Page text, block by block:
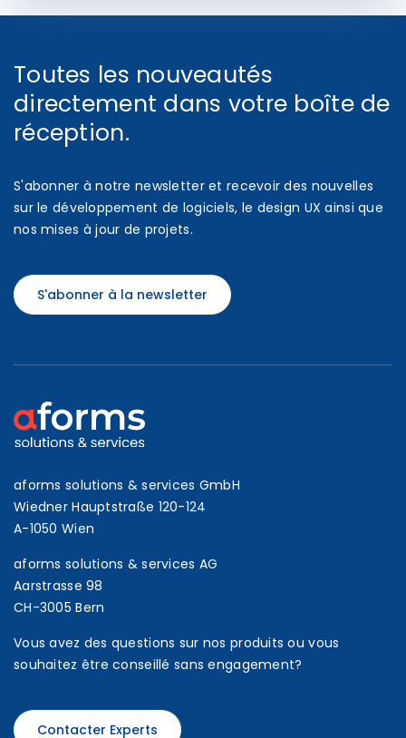
Toutes les nouveautés
directement dans votre boîte de
réception.
S'abonner à notre newsletter et recevoir des nouvelles
sur le développement de logiciels, le design UX ainsi que
nos mises à jour de projets.
S'abonner à la newsletter
aforms solutions & services GmbH
Wiedner Hauptstraße 120-124
A-1050 Wien
aforms solutions & services AG
Aarstrasse 98
CH-3005 Bern
Vous avez des questions sur nos produits ou vous
souhaitez être conseillé sans engagement?
Contacter Experts